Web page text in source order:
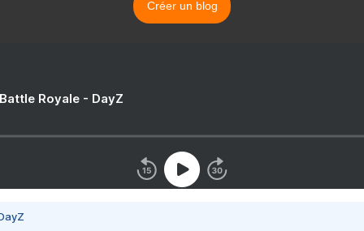
Créer un blog
Royale - DayZ